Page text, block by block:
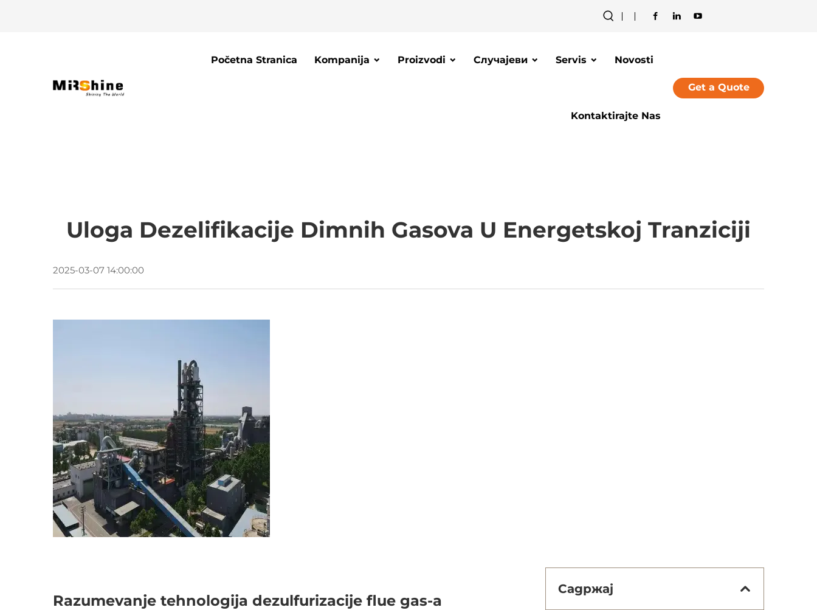
Početna Stranica Kompanija Proizvodi Случајеви Servis Novosti
Kontaktirajte Nas
Get a Quote
Uloga Dezelifikacije Dimnih Gasova U Energetskoj Tranziciji
2025-03-07 14:00:00
Razumevanje tehnologija dezulfurizacije flue gas-a
Садржај